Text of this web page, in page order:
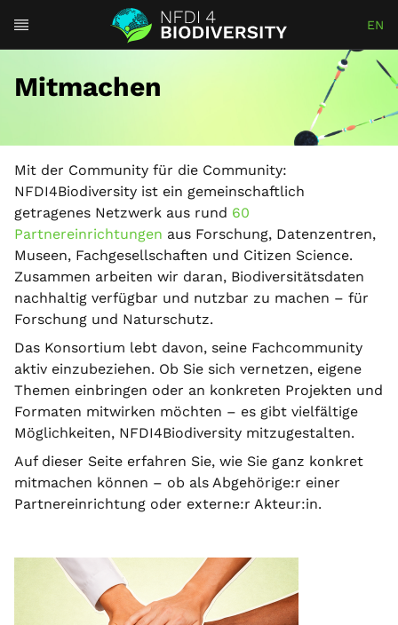
EN
Mitmachen
Mit der Community für die Community:
NFDI4Biodiversity ist ein gemeinschaftlich
getragenes Netzwerk aus rund 60
Partnereinrichtungen aus Forschung, Datenzentren,
Museen, Fachgesellschaften und Citizen Science.
Zusammen arbeiten wir daran, Biodiversitätsdaten
nachhaltig verfügbar und nutzbar zu machen – für
Forschung und Naturschutz.
Das Konsortium lebt davon, seine Fachcommunity
aktiv einzubeziehen. Ob Sie sich vernetzen, eigene
Themen einbringen oder an konkreten Projekten und
Formaten mitwirken möchten – es gibt vielfältige
Möglichkeiten, NFDI4Biodiversity mitzugestalten.
Auf dieser Seite erfahren Sie, wie Sie ganz konkret
mitmachen können – ob als Abgehörige:r einer
Partnereinrichtung oder externe:r Akteur:in.